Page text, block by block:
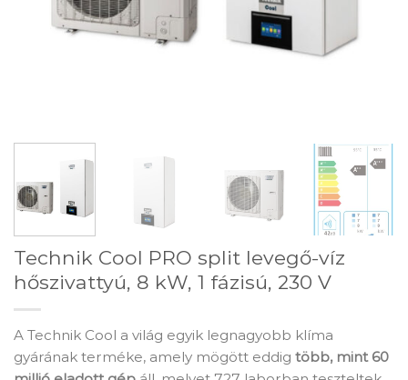
Technik Cool PRO split levegő-víz
hőszivattyú, 8 kW, 1 fázisú, 230 V
A Technik Cool a világ egyik legnagyobb klíma
gyárának terméke, amely mögött eddig több, mint 60